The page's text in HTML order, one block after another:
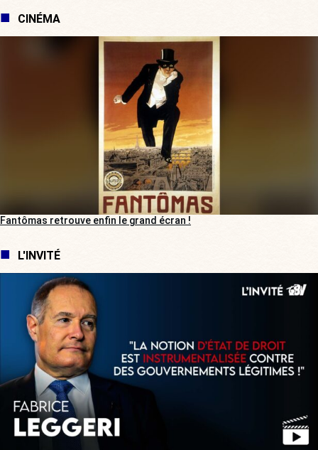
CINÉMA
Fantômas retrouve enfin le grand écran !
L'INVITÉ